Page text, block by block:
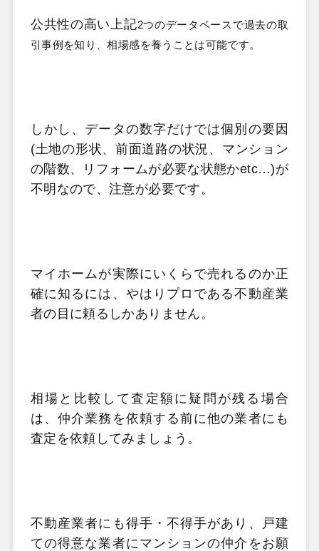
公共性の高い上記2つのデータベースで過去の取
引事例を知り、相場感を養うことは可能です。
しかし、データの数字だけでは個別の要因
(土地の形状、前面道路の状況、マンション
の階数、リフォームが必要な状態かetc…)が
不明なので、注意が必要です。
マイホームが実際にいくらで売れるのか正
確に知るには、やはりプロである不動産業
者の目に頼るしかありません。
相場と比較して査定額に疑問が残る場合
は、仲介業務を依頼する前に他の業者にも
査定を依頼してみましょう。
不動産業者にも得手・不得手があり、戸建
ての得意な業者にマンションの仲介をお願